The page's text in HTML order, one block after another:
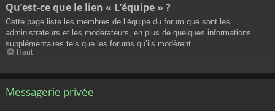
Qu’est-ce que le lien « L’équipe » ?
Cette page liste les membres de l’équipe du forum que sont les
administrateurs et les modérateurs, en plus de quelques informations
supplémentaires tels que les forums qu’ils modèrent.
Haut
Messagerie privée